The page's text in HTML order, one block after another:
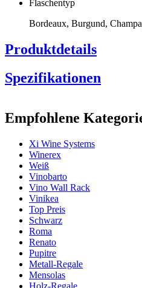
Flaschentyp
Bordeaux, Burgund,
Produktdetails
Spezifikationen
Produktnummer13029
Allgemein
Platzierung
Oberfläche
ModularJa
Flaschen
Anzahl der Flaschen
Flaschentyp
Abmessungen (BxHxT cm)
Höhe (cm) 113
Empfohlene
Xi Wine Systems
Winerex
Weiß
Vinobarto
Vino Wall Rack
Vinikea
Top Preis
Schwarz
Roma
Renato
Pupitre
Metall-Regale
Mensolas